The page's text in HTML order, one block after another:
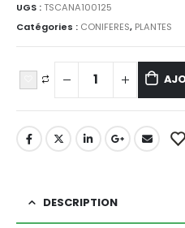
UGS :TSCANA100125
Catégories : CONIFERES, PLANTES
DESCRIPTION